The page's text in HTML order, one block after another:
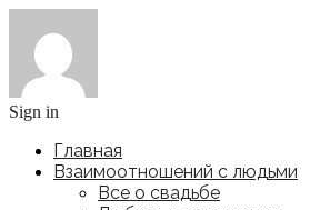
Sign in
Главная
Взаимоотношений с людьми
Все о свадьбе